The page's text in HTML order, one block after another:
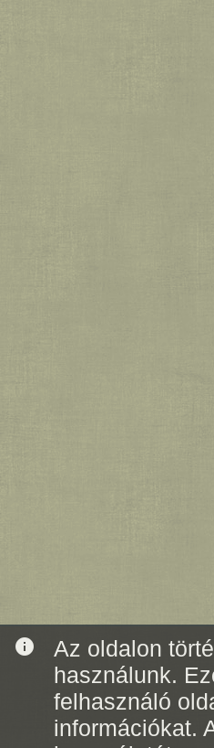
info
Az oldalon
használunk.
felhasználó
információkat.